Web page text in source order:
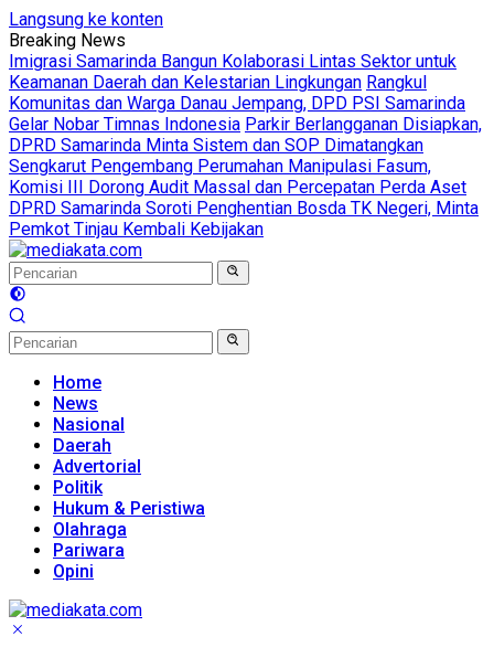
Langsung ke konten
Breaking News
Imigrasi Samarinda Bangun Kolaborasi Lintas Sektor untuk
Keamanan Daerah dan Kelestarian Lingkungan Rangkul
Komunitas dan Warga Danau Jempang, DPD PSI Samarinda
Gelar Nobar Timnas Indonesia Parkir Berlangganan Disiapkan,
DPRD Samarinda Minta Sistem dan SOP Dimatangkan
Sengkarut Pengembang Perumahan Manipulasi Fasum,
Komisi III Dorong Audit Massal dan Percepatan Perda Aset
DPRD Samarinda Soroti Penghentian Bosda TK Negeri, Minta
Pemkot Tinjau Kembali Kebijakan
Home
News
Nasional
Daerah
Advertorial
Politik
Hukum & Peristiwa
Olahraga
Pariwara
Opini